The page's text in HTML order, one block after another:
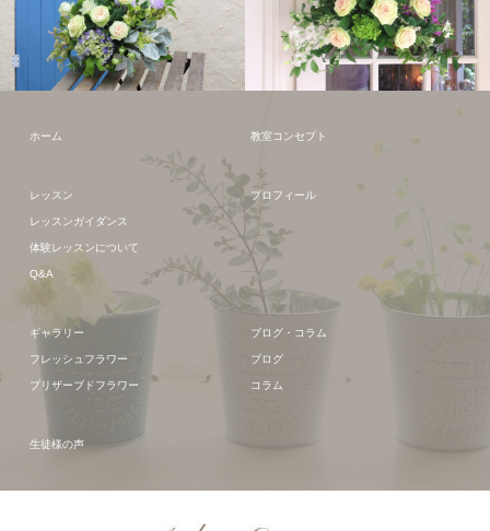
フレッシュフラワー
ホーム 教室コンセプト
レッスン
レッスンガイダンス
体験レッスンについて
Q&A
プロフィール
ギャラリー
フレッシュフラワー
プリザーブドフラワー
ブログ・コラム
ブログ
コラム
生徒様の声